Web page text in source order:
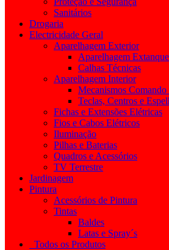
Sanitários
Drogaria
Electricidade Geral
Aparelhagem Exterior
Aparelhagem Extanque
Calhas Técnicas
Aparelhagem Interior
Mecanismos Comando
Teclas, Centros e
Fichas e Extensões Elétricas
Fios e Cabos Elétricos
Iluminação
Pilhas e Baterias
Quadros e Acessórios
TV Terrestre
Jardinagem
Pintura
Acessórios de Pintura
Tintas
Baldes
Latas e Spray´s
Todos os Produtos